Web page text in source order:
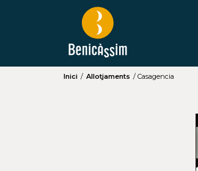
Inici / Allotjaments / Casagencia